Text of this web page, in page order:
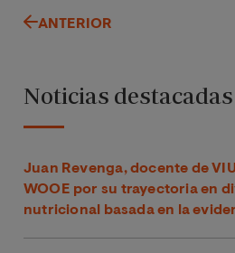
ANTERIOR
Noticias destacadas
Juan Revenga, docente de
WOOE por su trayectoria en
nutricional basada en la